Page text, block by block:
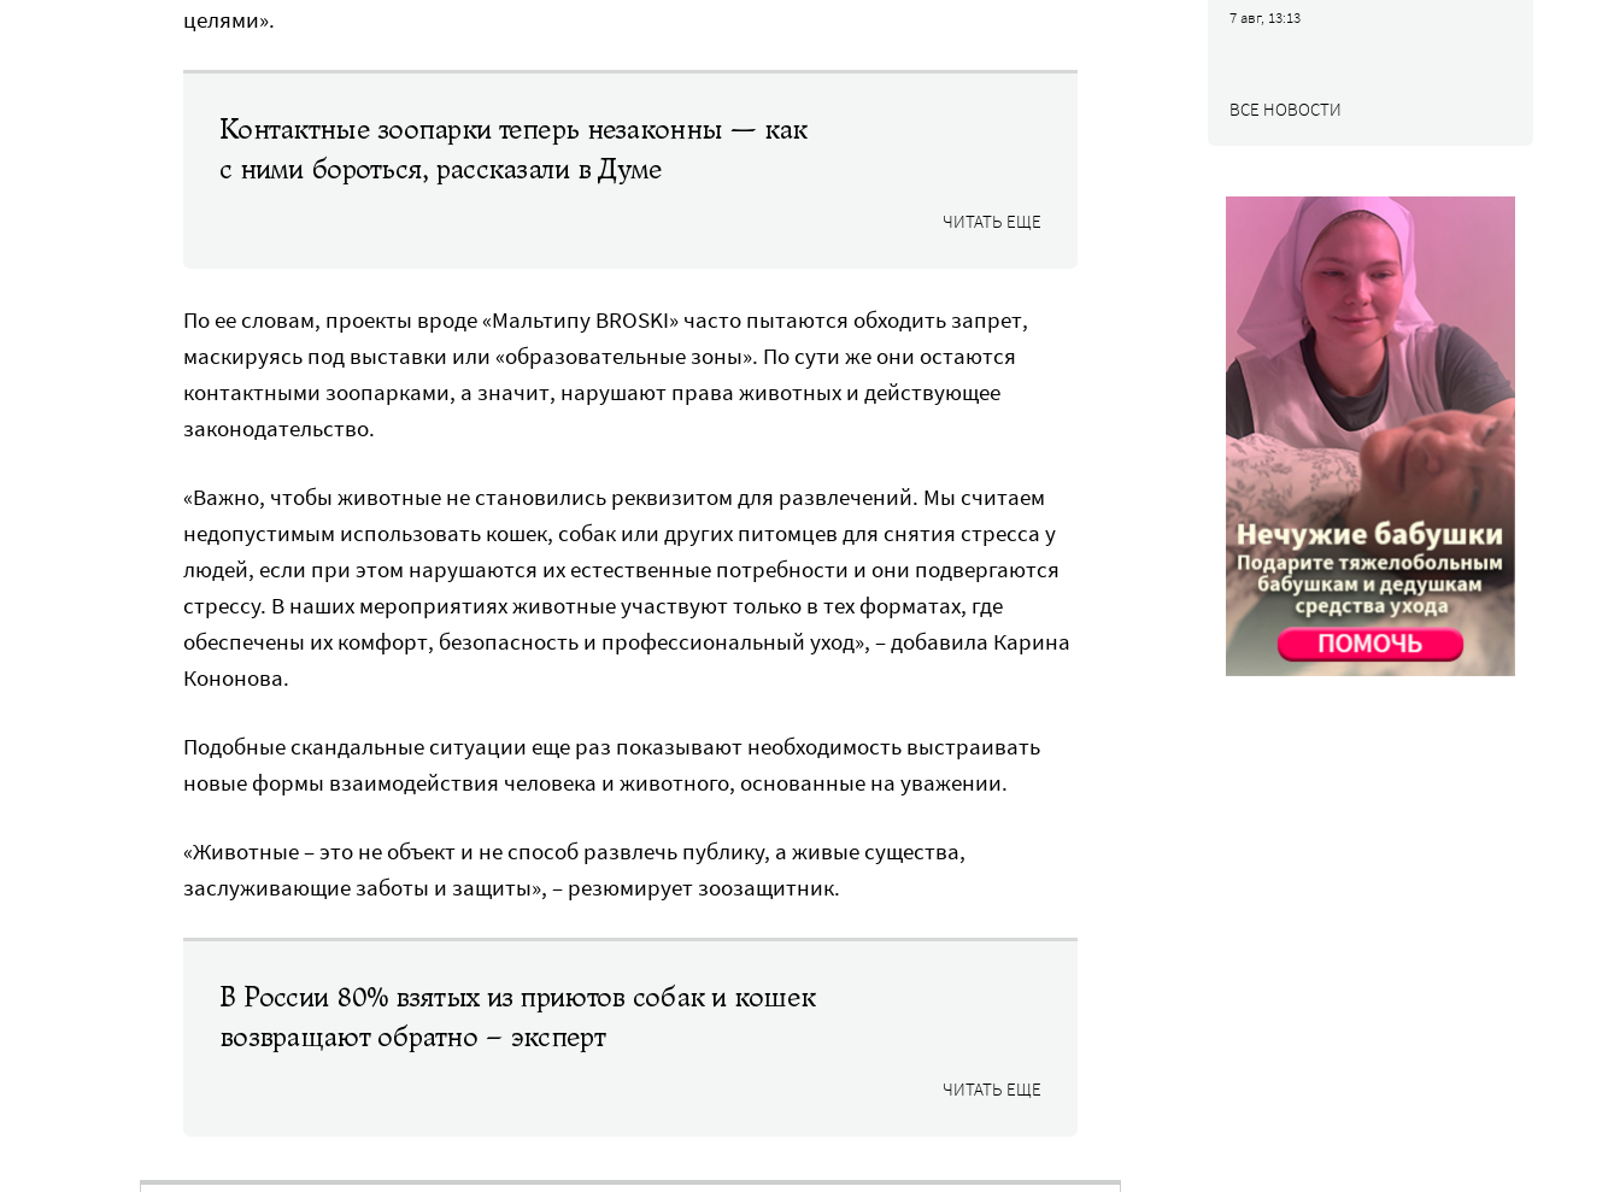
целями».
Контактные зоопарки теперь незаконны — как
с ними бороться, рассказали в Думе
ЧИТАТЬ ЕЩЕ
По ее словам, проекты вроде «Мальтипу BROSKI» часто пытаются обходить запрет,
маскируясь под выставки или «образовательные зоны». По сути же они остаются
контактными зоопарками, а значит, нарушают права животных и действующее
законодательство.
«Важно, чтобы животные не становились реквизитом для развлечений. Мы считаем
недопустимым использовать кошек, собак или других питомцев для снятия стресса у
людей, если при этом нарушаются их естественные потребности и они подвергаются
стрессу. В наших мероприятиях животные участвуют только в тех форматах, где
обеспечены их комфорт, безопасность и профессиональный уход», – добавила Карина
Кононова.
Подобные скандальные ситуации еще раз показывают необходимость выстраивать
новые формы взаимодействия человека и животного, основанные на уважении.
«Животные – это не объект и не способ развлечь публику, а живые существа,
заслуживающие заботы и защиты», – резюмирует зоозащитник.
В России 80% взятых из приютов собак и кошек
возвращают обратно – эксперт
ЧИТАТЬ ЕЩЕ
7 авг, 13:13
ВСЕ НОВОСТИ